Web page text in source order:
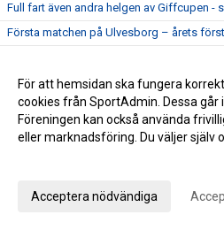
Full fart även andra helgen av Giffcupen -
Första matchen på Ulvesborg – årets
Hemmapremiär på riktigt – Åsarp-Trädet
Ulvesborg
Bilder från Giffcupens första helg
Inför: Alingsås IF – TG&IF
Inför: TG&IF – Brålanda IF
För att hemsidan ska fungera
cookies från SportAdmin. Dessa går
Föreningen kan också använda
eller marknadsföring. Du väljer själv
Acceptera nödvändiga